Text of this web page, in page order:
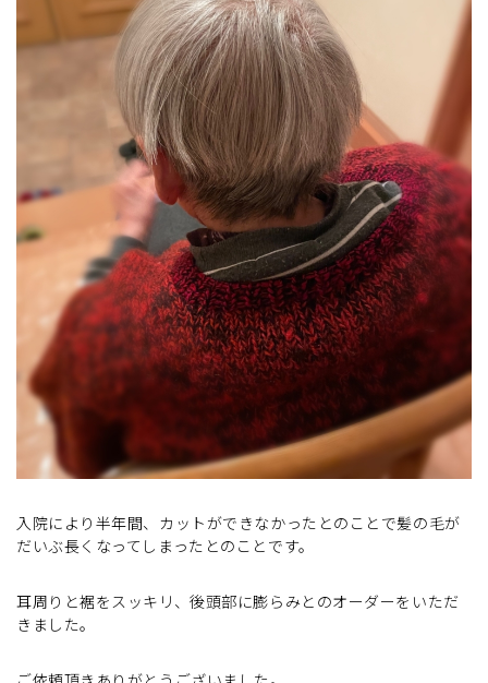
入院により半年間、カットができなかったとのことで髪の毛が
だいぶ長くなってしまったとのことです。
耳周りと裾をスッキリ、後頭部に膨らみとのオーダーをいただ
きました。